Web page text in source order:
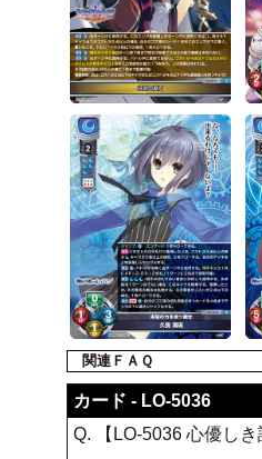
関連ＦＡＱ
カード - LO-5036
Q. 【LO-5036 心優し